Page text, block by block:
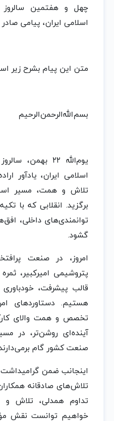
چهل‌ و هفتمین سالروز
اسلامی ایران، پیامی
متن این پیام بشرح زیر
بسم‌الله‌الرحمن‌الرحیم
یوم‌الله ۲۲
اسلامی ایران، یادآور
تلاش و همت، مسیر
برگزید. انقلابی که با
توانمندی‌های داخلی،
گشود.
امروز، در صنعت
پتروشیمی امیرکبیر،
قالب پیشرفت،
هستیم. دستاوردهای
تخصص و همت والای
آینده‌ای روشن‌تر، در
صنعت کشور گام
اینجانب ضمن گرامیداشت
تلاش‌های صادقانه
تداوم همدلی، تلاش و
خواهیم توانست نقش